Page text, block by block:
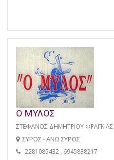
Ο ΜΥΛΟΣ
ΣΤΕΦΑΝΟΣ ΔΗΜΗΤΡΙΟΥ ΦΡΑΓΚΙΑΣ
ΣΥΡΟΣ - ΑΝΩ ΣΥΡΟΣ
2281085432 , 6945838217